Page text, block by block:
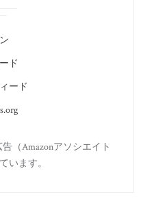
ド
ード
（Amazonアソシエイト
います。